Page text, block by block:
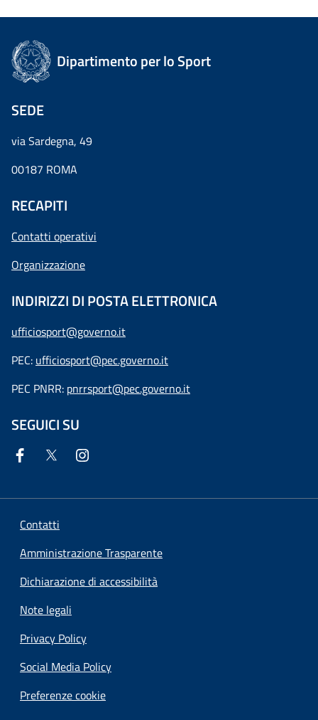
Dipartimento per lo Sport
SEDE
via Sardegna, 49
00187 ROMA
RECAPITI
Contatti operativi
Organizzazione
INDIRIZZI DI POSTA ELETTRONICA
ufficiosport@governo.it
PEC: ufficiosport@pec.governo.it
PEC PNRR: pnrrsport@pec.governo.it
SEGUICI SU
Contatti
Amministrazione Trasparente
Dichiarazione di accessibilità
Note legali
Privacy Policy
Social Media Policy
Preferenze cookie